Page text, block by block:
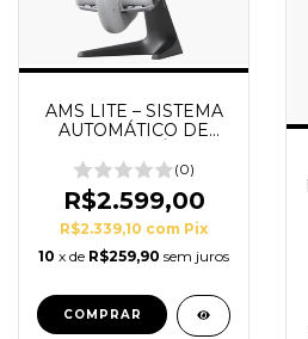
AMS LITE – SISTEMA
AUTOMÁTICO DE
(0)
R$2.599,00
R$2.339,10 com Pix
10 x de R$259,90 sem juros